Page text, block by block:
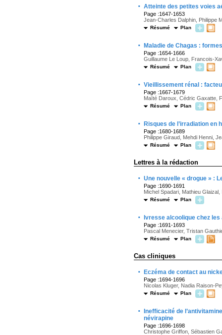
· Atteinte des petites voies
Page :1647-1653
Jean-Charles Dalphin, Philippe
Résumé Plan
· Maladie de Chagas :
Page :1654-1666
Guillaume Le Loup, Francois-
Résumé Plan
· Vieillissement rénal :
Page :1667-1679
Maïté Daroux, Cédric Gaxatte,
Résumé Plan
· Risques de l’irradiation en
Page :1680-1689
Philippe Giraud, Mehdi Henni,
Résumé Plan
Lettres à la rédaction
· Une nouvelle « drogue » :
Page :1690-1691
Michel Spadari, Mathieu
Résumé Plan
· Ivresse alcoolique chez
Page :1691-1693
Pascal Menecier, Tristan
Résumé Plan
Cas cliniques
· Eczéma de contact au
Page :1694-1696
Nicolas Kluger, Nadia Raison-
Résumé Plan
·
Inefficacité de
névirapine
Page :1696-1698
Christophe Griffon, Sébastien